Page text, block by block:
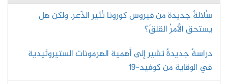
سُلالةٌ جديدة من فيروس كورونا تُثير الذّعر، ولكن هل
يستحق الأمرُ القلقَ؟
دراسةٌ جديدةٌ تشير إلى أهمية الهرمونات الستيروئيدية
في الوقاية من كوفيد-19